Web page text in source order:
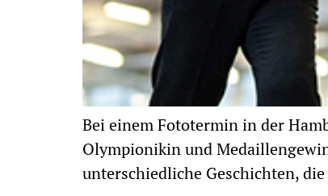
Bei einem Fototermin in der
Olympionikin und
unterschiedliche Geschichten,